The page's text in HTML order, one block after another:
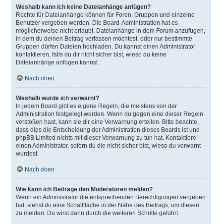
Weshalb kann ich keine Dateianhänge anfügen?
Rechte für Dateianhänge können für Foren, Gruppen und einzelne
Benutzer vergeben werden. Die Board-Administration hat es
möglicherweise nicht erlaubt, Dateianhänge in dem Forum anzufügen,
in dem du deinen Beitrag verfassen möchtest, oder nur bestimmte
Gruppen dürfen Dateien hochladen. Du kannst einen Administrator
kontaktieren, falls du dir nicht sicher bist, wieso du keine
Dateianhänge anfügen kannst.
Nach oben
Weshalb wurde ich verwarnt?
In jedem Board gibt es eigene Regeln, die meistens von der
Administration festgelegt werden. Wenn du gegen eine dieser Regeln
verstoßen hast, kann sie dir eine Verwarnung erteilen. Bitte beachte,
dass dies die Entscheidung der Administration dieses Boards ist und
phpBB Limited nichts mit dieser Verwarnung zu tun hat. Kontaktiere
einen Administrator, sofern du die nicht sicher bist, wieso du verwarnt
wurdest.
Nach oben
Wie kann ich Beiträge den Moderatoren melden?
Wenn ein Administrator die entsprechenden Berechtigungen vergeben
hat, siehst du eine Schaltfläche in der Nähe des Beitrags, um diesen
zu melden. Du wirst dann durch die weiteren Schritte geführt.